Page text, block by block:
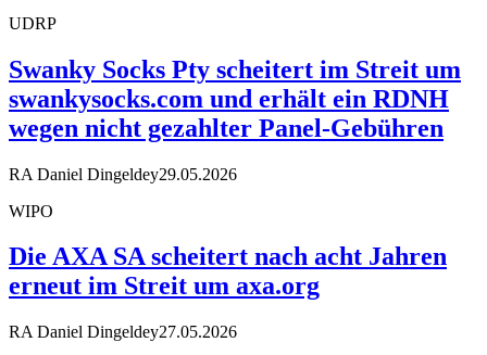
UDRP
Swanky Socks Pty scheitert im Streit um
swankysocks.com und erhält ein RDNH
wegen nicht gezahlter Panel-Gebühren
RA Daniel Dingeldey29.05.2026
WIPO
Die AXA SA scheitert nach acht Jahren
erneut im Streit um axa.org
RA Daniel Dingeldey27.05.2026